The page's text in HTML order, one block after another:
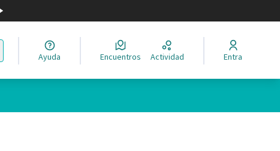
Elegir el idioma
Ayuda Encuentros Actividad Entra